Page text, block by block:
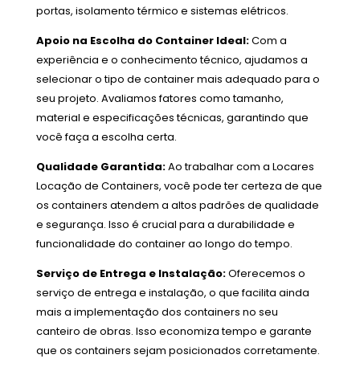
portas, isolamento térmico e sistemas elétricos.
Apoio na Escolha do Container Ideal:Com a
experiência e o conhecimento técnico, ajudamos a
selecionar o tipo de container mais adequado para o
seu projeto. Avaliamos fatores como tamanho,
material e especificações técnicas, garantindo que
você faça a escolha certa.
Qualidade Garantida:Ao trabalhar com a Locares
Locação de Containers, você pode ter certeza de que
os containers atendem a altos padrões de qualidade
e segurança. Isso é crucial para a durabilidade e
funcionalidade do container ao longo do tempo.
Serviço de Entrega e Instalação:Oferecemos o
serviço de entrega e instalação, o que facilita ainda
mais a implementação dos containers no seu
canteiro de obras. Isso economiza tempo e garante
que os containers sejam posicionados corretamente.